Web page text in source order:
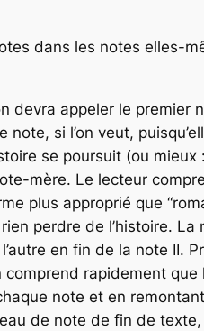
dans les notes elles-
devra appeler le
note, si l’on veut,
se poursuit (ou
mère. Le lecteur
plus approprié que
perdre de l’histoire.
l’autre en fin de la note
rapidement
note et en
de note de fin de